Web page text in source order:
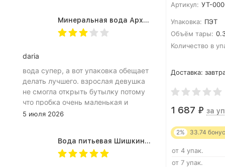
Артикул: УТ-
Упаковка: ПЭТ
Объём тары:
Количество в
Доставка:
1 687 ₽ за
2% 33.74
от 4 упак.
от 7 упак.
Минеральная вода Архыз Vita негазированная, ПЭТ 0.5 л (12 штук)
daria
вода супер, а вот упаковка обещает
делать лучшего. взрослая девушка
не смогла открыть бутылку потому
что пробка очень маленькая и
неудобное расположение
затрудняет открытию бутылка.
Плюс рубцы на пробке мелкие, что
5 июля 2026
Вода питьевая Шишкин лес в (одноразовой) таре 19 литров